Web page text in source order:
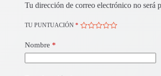
Tu dirección de correo electrónico no será
TU PUNTUACIÓN *
Nombre *